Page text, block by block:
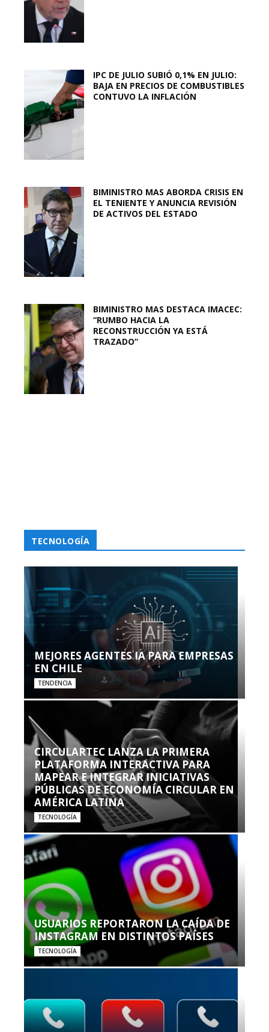
IPC DE JULIO SUBIÓ 0,1% EN JULIO:
BAJA EN PRECIOS DE COMBUSTIBLES
CONTUVO LA INFLACIÓN
BIMINISTRO MAS ABORDA CRISIS EN
EL TENIENTE Y ANUNCIA REVISIÓN
DE ACTIVOS DEL ESTADO
BIMINISTRO MAS DESTACA IMACEC:
“RUMBO HACIA LA
RECONSTRUCCIÓN YA ESTÁ
TRAZADO”
TECNOLOGÍA
MEJORES AGENTES IA PARA EMPRESAS
EN CHILE
TENDENCIA
CIRCULARTEC LANZA LA PRIMERA
PLATAFORMA INTERACTIVA PARA
MAPEAR E INTEGRAR INICIATIVAS
PÚBLICAS DE ECONOMÍA CIRCULAR EN
AMÉRICA LATINA
TECNOLOGÍA
USUARIOS REPORTARON LA CAÍDA DE
INSTAGRAM EN DISTINTOS PAÍSES
TECNOLOGÍA